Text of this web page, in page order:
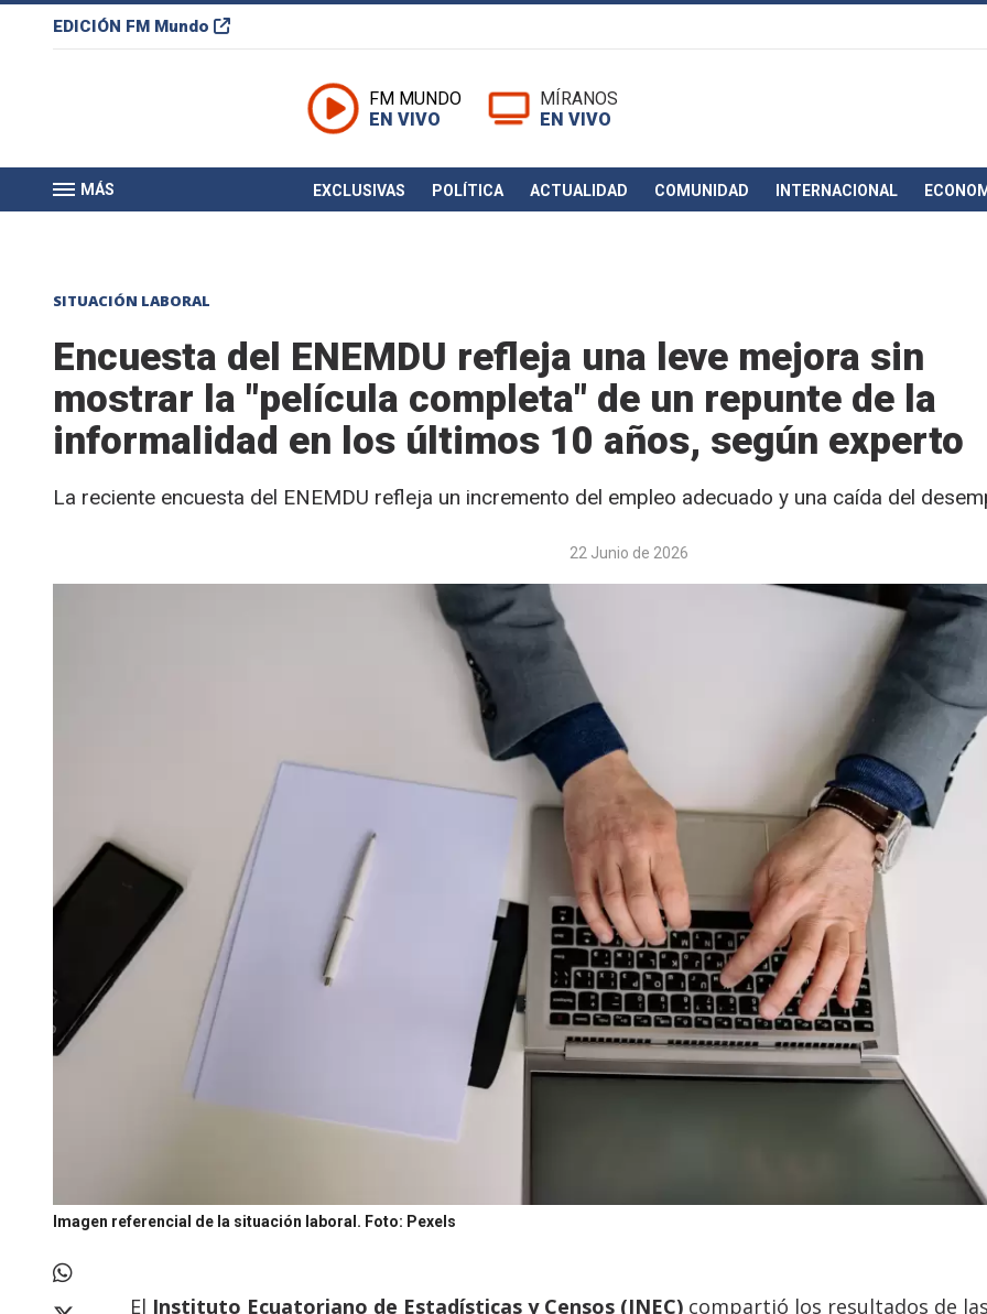
EDICIÓN FM Mundo
FM MUNDO
EN VIVO
MÍRANOS
EN VIVO
MÁS EXCLUSIVAS POLÍTICA ACTUALIDAD COMUNIDAD INTERNACIONAL
SITUACIÓN LABORAL
Encuesta del ENEMDU refleja una leve mejora sin
mostrar la "película completa" de un repunte de la
informalidad en los últimos 10 años, según experto
La reciente encuesta del ENEMDU refleja un incremento del empleo adecuado y una caída del
22 Junio de 2026
Imagen referencial de la situación laboral. Foto: Pexels
El Instituto Ecuatoriano de Estadísticas y Censos (INEC) compartió los resultados de las